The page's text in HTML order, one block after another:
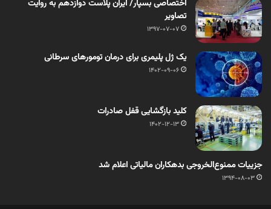
اختصاصی بسپار/ ایران پلاست دوازدهم به روایت
تصاویر
1397-07-07
یک ژل پلیمری برای درمان تومورهای سرطانی
1402-09-06
کلید بازگشایی قفل صادرات
1402-12-13
جزییات ممنوع‌الخروجی بدهکاران مالیاتی اعلام شد ‏
1394-08-03